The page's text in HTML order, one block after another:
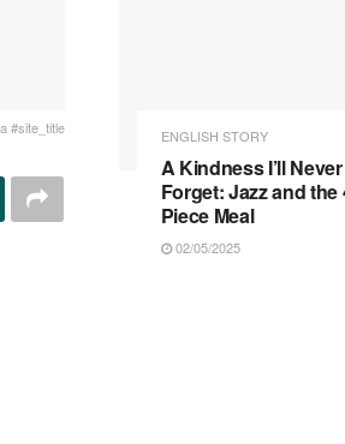
#site_title ENGLISH STORY
A Kindness I’ll Never
Forget: Jazz and the
Piece Meal
02/05/2025